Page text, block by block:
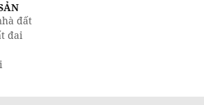
đất
đai